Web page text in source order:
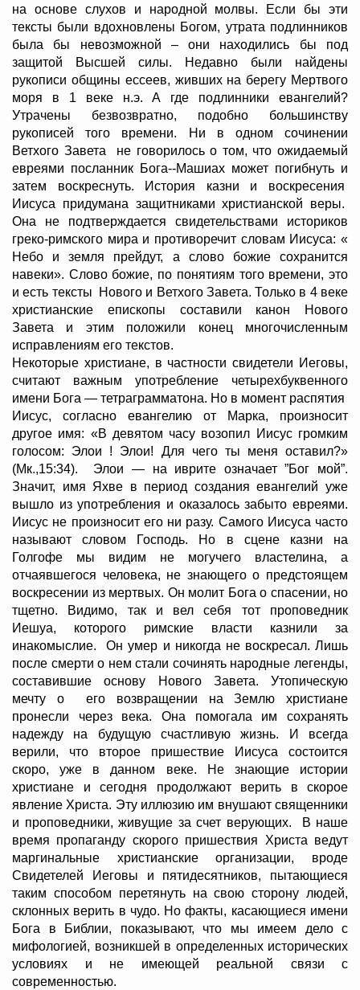
на основе слухов и народной молвы. Если бы эти
тексты были вдохновлены Богом, утрата подлинников
была бы невозможной – они находились бы под
защитой Высшей силы. Недавно были найдены
рукописи общины ессеев, живших на берегу Мертвого
моря в 1 веке н.э. А где подлинники евангелий?
Утрачены безвозвратно, подобно большинству
рукописей того времени. Ни в одном сочинении
Ветхого Завета не говорилось о том, что ожидаемый
евреями посланник Бога--Машиах может погибнуть и
затем воскреснуть. История казни и воскресения
Иисуса придумана защитниками христианской веры.
Она не подтверждается свидетельствами историков
греко-римского мира и противоречит словам Иисуса: «
Небо и земля прейдут, а слово божие сохранится
навеки». Слово божие, по понятиям того времени, это
и есть тексты Нового и Ветхого Завета. Только в 4 веке
христианские епископы составили канон Нового
Завета и этим положили конец многочисленным
исправлениям его текстов.
Некоторые христиане, в частности свидетели Иеговы,
считают важным употребление четырехбуквенного
имени Бога — тетраграмматона. Но в момент распятия
Иисус, согласно евангелию от Марка, произносит
другое имя: «В девятом часу возопил Иисус громким
голосом: Элои ! Элои! Для чего ты меня оставил?»
(Мк.,15:34). Элои — на иврите означает ”Бог мой”.
Значит, имя Яхве в период создания евангелий уже
вышло из употребления и оказалось забыто евреями.
Иисус не произносит его ни разу. Самого Иисуса часто
называют словом Господь. Но в сцене казни на
Голгофе мы видим не могучего властелина, а
отчаявшегося человека, не знающего о предстоящем
воскресении из мертвых. Он молит Бога о спасении, но
тщетно. Видимо, так и вел себя тот проповедник
Иешуа, которого римские власти казнили за
инакомыслие. Он умер и никогда не воскресал. Лишь
после смерти о нем стали сочинять народные легенды,
составившие основу Нового Завета. Утопическую
мечту о его возвращении на Землю христиане
пронесли через века. Она помогала им сохранять
надежду на будущую счастливую жизнь. И всегда
верили, что второе пришествие Иисуса состоится
скоро, уже в данном веке. Не знающие истории
христиане и сегодня продолжают верить в скорое
явление Христа. Эту иллюзию им внушают священники
и проповедники, живущие за счет верующих. В наше
время пропаганду скорого пришествия Христа ведут
маргинальные христианские организации, вроде
Свидетелей Иеговы и пятидесятников, пытающиеся
таким способом перетянуть на свою сторону людей,
склонных верить в чудо. Но факты, касающиеся имени
Бога в Библии, показывают, что мы имеем дело с
мифологией, возникшей в определенных исторических
условиях и не имеющей реальной связи с
современностью.